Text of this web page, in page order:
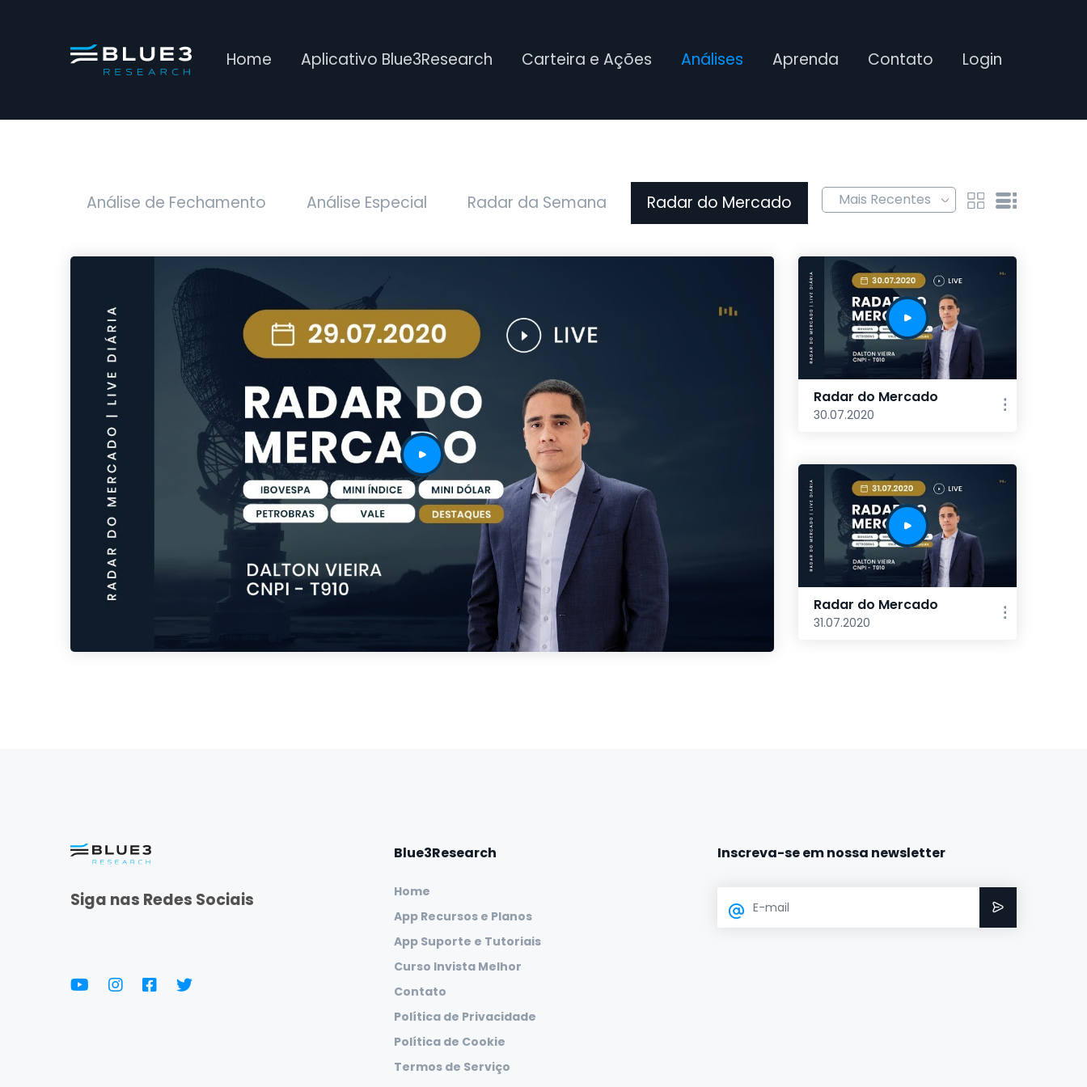
Home Aplicativo Blue3Research Carteira e Ações Análises Aprenda Contato Login
Análise de Fechamento Análise Especial Radar da Semana Radar do Mercado
Radar do Mercado
30.07.2020
Radar do Mercado
31.07.2020
Siga nas Redes Sociais
Blue3Research
Home
App Recursos e Planos
App Suporte e Tutoriais
Curso Invista Melhor
Contato
Política de Privacidade
Política de Cookie
Termos de Serviço
Inscreva-se em nossa newsletter